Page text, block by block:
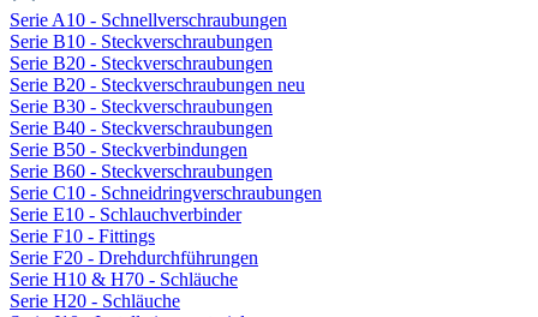
Serie A10 - Schnellverschraubungen
Serie B10 - Steckverschraubungen
Serie B20 - Steckverschraubungen
Serie B20 - Steckverschraubungen neu
Serie B30 - Steckverschraubungen
Serie B40 - Steckverschraubungen
Serie B50 - Steckverbindungen
Serie B60 - Steckverschraubungen
Serie C10 - Schneidringverschraubungen
Serie E10 - Schlauchverbinder
Serie F10 - Fittings
Serie F20 - Drehdurchführungen
Serie H10 & H70 - Schläuche
Serie H20 - Schläuche